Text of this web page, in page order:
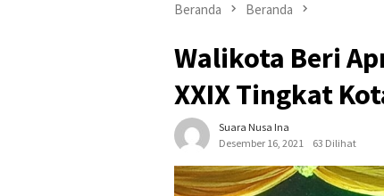
Beranda Beranda
Walikota Beri
XXIX Tingkat
Suara Nusa Ina
Desember 16, 2021
63 Dilihat